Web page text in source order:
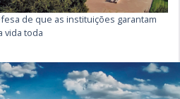
de que as instituições garantam
vida toda